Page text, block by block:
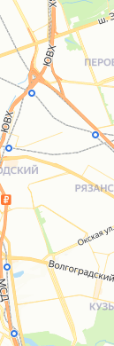
Сайт
03-13